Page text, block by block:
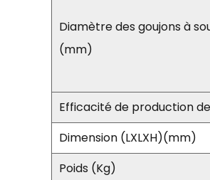
Diamètre des goujons à
(mm)
Efficacité de production
Dimension (LXLXH)(mm)
Poids (Kg)